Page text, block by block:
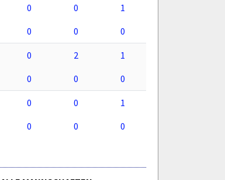
0 0
1
0 0 0
0 2
1
0 0 0
0 0
1
0 0 0